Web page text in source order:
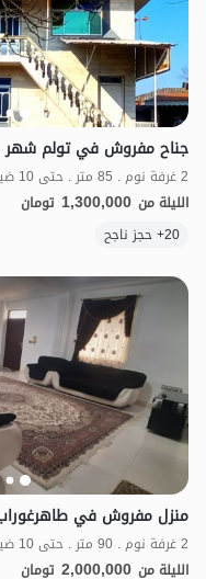
2 غرفة نوم . 85 متر . حتى 10 ضيف
الليلة من 1,300,000 تومان
20+ حجز ناجح
2 غرفة نوم . 90 متر . حتى 10 ضيف
الليلة من 2,000,000 تومان